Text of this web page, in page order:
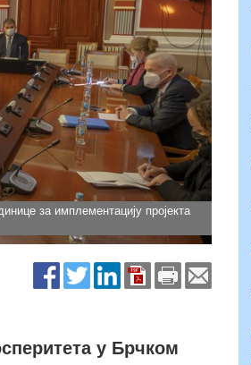
за имплементацију пројекта
у Брчком